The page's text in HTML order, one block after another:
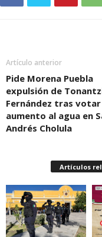
Artículo anterior
Pide Morena Puebla
expulsión de
Fernández tras votar
aumento al agua en
Andrés Cholula
Artículos